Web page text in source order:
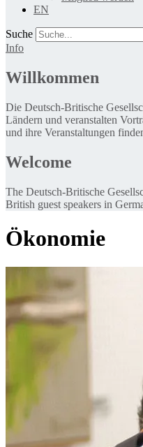
EN
Suche
Info
Willkommen
Die Deutsch-Britische
Ländern und veranstalten
und ihre Veranstaltungen
Welcome
The Deutsch-Britische
British guest speakers in
Ökonomie